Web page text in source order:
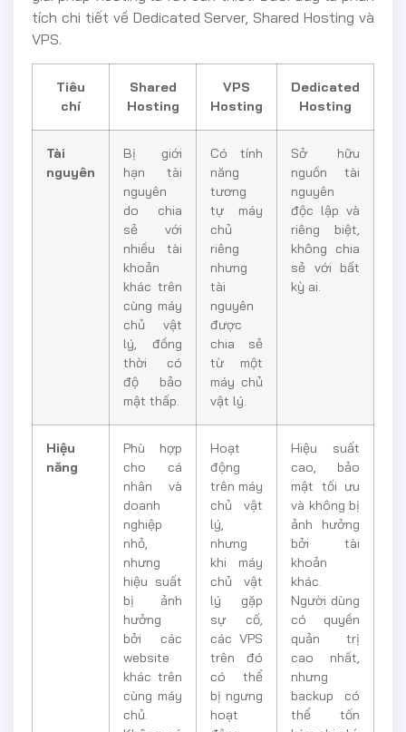
tích chi tiết về Dedicated Server, Shared Hosting và
VPS.
Tiêu
chí
Shared
Hosting
VPS
Hosting
Dedicated
Hosting
Tài
nguyên
Bị giới
hạn tài
nguyên
do chia
sẻ với
nhiều tài
khoản
khác trên
cùng máy
chủ vật
lý, đồng
thời có
độ bảo
mật thấp.
Có tính
năng
tương
tự máy
chủ
riêng
nhưng
tài
nguyên
được
chia sẻ
từ một
máy chủ
vật lý.
Sở hữu
nguồn tài
nguyên
độc lập và
riêng biệt,
không chia
sẻ với bất
kỳ ai.
Hiệu
năng
Phù hợp
cho cá
nhân và
doanh
nghiệp
nhỏ,
nhưng
hiệu suất
bị ảnh
hưởng
bởi các
website
khác trên
cùng máy
chủ.
Hoạt
động
trên máy
chủ vật
lý,
nhưng
khi máy
chủ vật
lý gặp
sự cố,
các VPS
trên đó
có thể
bị ngưng
hoạt
Hiệu suất
cao, bảo
mật tối ưu
và không bị
ảnh hưởng
bởi tài
khoản
khác.
Người dùng
có quyền
quản trị
cao nhất,
nhưng
backup có
thể tốn